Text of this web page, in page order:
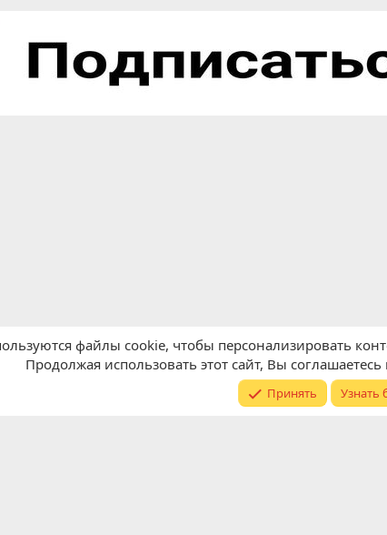
файлы cookie, чтобы персонализировать
Продолжая использовать этот сайт, Вы
Принять Узнать